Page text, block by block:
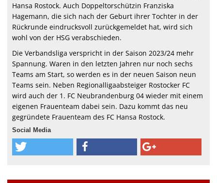
Hansa Rostock. Auch Doppeltorschützin Franziska
Hagemann, die sich nach der Geburt ihrer Tochter in der
Rückrunde eindrucksvoll zurückgemeldet hat, wird sich
wohl von der HSG verabschieden.
Die Verbandsliga verspricht in der Saison 2023/24 mehr
Spannung. Waren in den letzten Jahren nur noch sechs
Teams am Start, so werden es in der neuen Saison neun
Teams sein. Neben Regionalligaabsteiger Rostocker FC
wird auch der 1. FC Neubrandenburg 04 wieder mit einem
eigenen Frauenteam dabei sein. Dazu kommt das neu
gegründete Frauenteam des FC Hansa Rostock.
Social Media